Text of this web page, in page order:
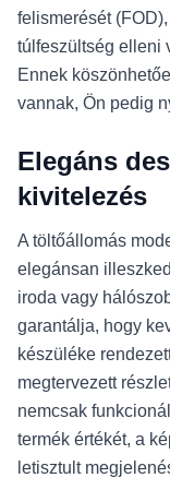
felismerését
túlfeszültség elleni
Ennek
vannak, Ön pedig
Elegáns
kivitelezés
A töltőállomás
elegánsan
iroda vagy
garantálja, hogy
készüléke
megtervezett
nemcsak
termék értékét, a
letisztult